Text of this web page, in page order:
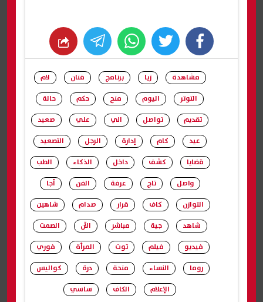
facebook
twitter
whats
مشاهدة زيا برنامج فنان
لام
التوتر
اليوم منح حكم
حالة
تقديم
تواصل الي علي
صعيد
عيد
كام إدارة الرجل
التصعيد
قضايا
كشف داخل الذكاء
الطب
واصل
تاج عرفة الفن
أجا
التوازن
كاف قرار صدام
شاهين
شاهد
جية مباشر الآن
الصمت
فيديو
فيلم توت المرأة
فوري
روما
النساء منحة درة
كواليس
الإعلام
الكاف ساسي